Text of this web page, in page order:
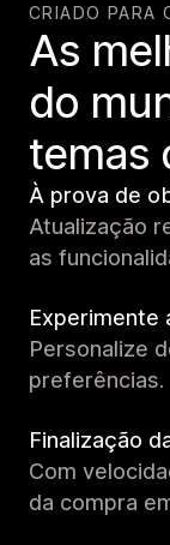
CRIADO PARA
As
do
temas
À prova de
Atualização
as
Experimente
Personalize
preferências.
Finalização
Com
da compra